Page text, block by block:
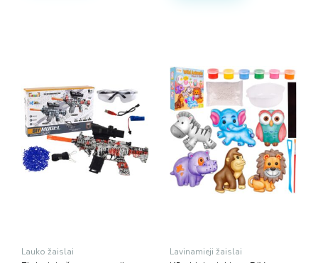
Lauko žaislai Lavinamieji žaislai